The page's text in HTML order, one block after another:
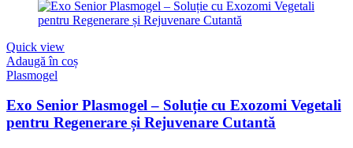
Quick view
Adaugă în coș
Plasmogel
Exo Senior Plasmogel – Soluție cu Exozomi Vegetali
pentru Regenerare și Rejuvenare Cutantă